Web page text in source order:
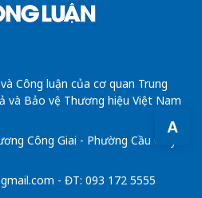
A
Công luận của cơ quan Trung
và Bảo vệ Thương hiệu Việt Nam
Công Giai - Phường Cầu Giấy -
- ĐT: 093 172 5555